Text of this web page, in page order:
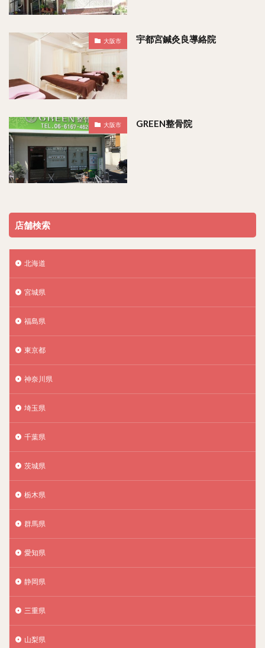
大阪市 宇都宮鍼灸良導絡院
大阪市 GREEN整骨院
店舗検索
北海道
宮城県
福島県
東京都
神奈川県
埼玉県
千葉県
茨城県
栃木県
群馬県
愛知県
静岡県
三重県
山梨県